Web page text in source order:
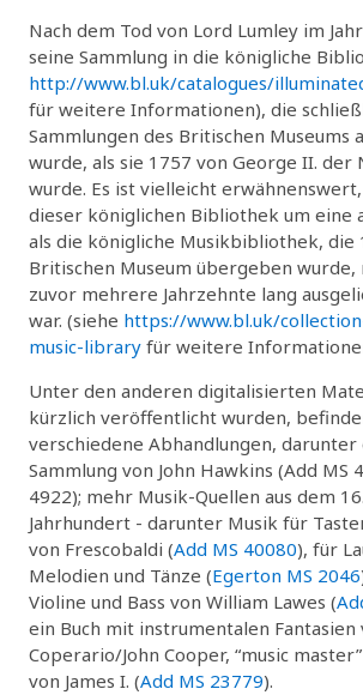
Nach dem Tod von Lord Lumley im
seine Sammlung in die königliche
http://www.bl.uk/catalogues/
für weitere Informationen), die
Sammlungen des Britischen Museums
wurde, als sie 1757 von George II. der
wurde. Es ist vielleicht erwähnenswert,
dieser königlichen Bibliothek um eine
als die königliche Musikbibliothek, die
Britischen Museum übergeben wurde,
zuvor mehrere Jahrzehnte lang
war. (siehe https://www.bl.uk/
music-library für weitere
Unter den anderen digitalisierten
kürzlich veröffentlicht wurden,
verschiedene Abhandlungen, darunter
Sammlung von John Hawkins (Add MS
4922); mehr Musik-Quellen aus dem
Jahrhundert - darunter Musik für
von Frescobaldi (Add MS 40080), für
Melodien und Tänze (Egerton MS 2046
Violine und Bass von William Lawes (
ein Buch mit instrumentalen Fantasien
Coperario/John Cooper, “music
von James I. (Add MS 23779).